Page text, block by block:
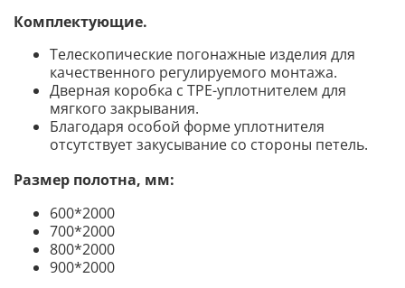
Комплектующие.
Телескопические погонажные изделия для
качественного регулируемого монтажа.
Дверная коробка с TPE-уплотнителем для
мягкого закрывания.
Благодаря особой форме уплотнителя
отсутствует закусывание со стороны петель.
Размер полотна, мм:
600*2000
700*2000
800*2000
900*2000